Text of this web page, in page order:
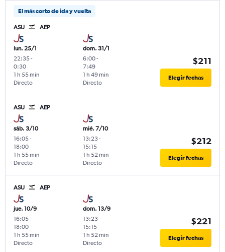
El más corto de ida y vuelta
ASU AEP
lun. 25/1
22:35-
0:30
Directo
1 h 55 min
dom. 31/1
6:00-
7:49
Directo
1 h 49 min
$211
Elegir fechas
ASU AEP
sáb. 3/10
16:05-
18:00
Directo
1 h 55 min
mié. 7/10
13:23-
15:15
Directo
1 h 52 min
$212
Elegir fechas
ASU AEP
jue. 10/9
16:05-
18:00
Directo
1 h 55 min
dom. 13/9
13:23-
15:15
Directo
1 h 52 min
$221
Elegir fechas